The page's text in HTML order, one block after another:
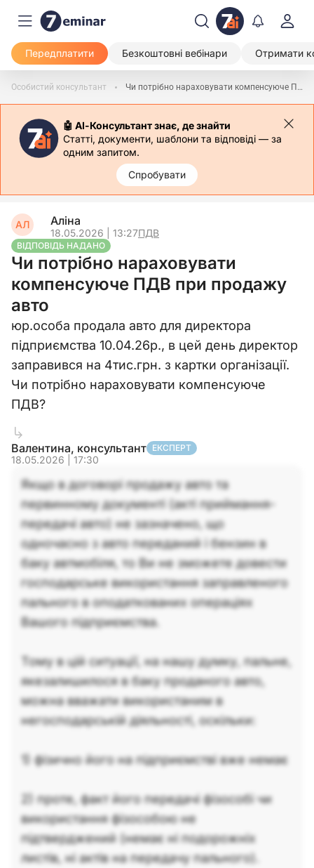
Передплатити Безкоштовні вебінари Отримати
Особистий консультант Чи потрібно нараховувати компенсуюче ПДВ при продажу авто
🤖 АІ-Консультант знає, де знайти
Статті, документи, шаблони та відповіді — за
одним запитом.
Спробувати
АЛ Аліна
18.05.2026 | 13:27ПДВ
ВІДПОВІДЬ НАДАНО
Чи потрібно нараховувати
компенсуюче ПДВ при продажу
авто
юр.особа продала авто для директора
підприємства 10.04.26р., в цей день директор
заправився на 4тис.грн. з картки організації.
Чи потрібно нараховувати компенсуюче
ПДВ?
Валентина, консультант ЕКСПЕРТ
18.05.2026 | 17:30
Якщо в договорі продажу авто та
первинному документі (акті приймання-
передачі авто) не зазначено, що
одночасно з авто переданий і бензин в
баку автмобіля, то Ви не зможете довести
господарське використання заправленого
пального в оподаткованих операціях
Вашого підприємства.
Тому в цій ситуації, на нашу думку, пальне,
якезалишилося в баку проданого авто,
можна вважати використаним в
негосподарській діяльності, оскільки:
1) фізично його на підприємстві вже немає
2) проте, факт його передачі фізособі чи
використання фізособою не
підтверджений (немає ні подорожніх
листів, ні актів на передачу пального).